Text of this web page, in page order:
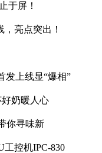
于屏！
，亮点突出！
发上线显“爆相”
奶暖人心
你寻味新
工控机IPC-830